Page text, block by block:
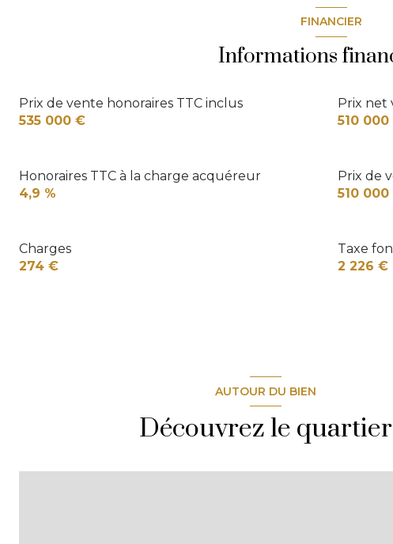
FINANCIER
Informations
Prix de vente honoraires TTC inclus
535 000 €
Prix net
510
Prix de
510
Honoraires TTC à la charge acquéreur
4,9 %
Charges
274 €
Taxe
2 226 €
AUTOUR DU BIEN
Découvrez le quartier